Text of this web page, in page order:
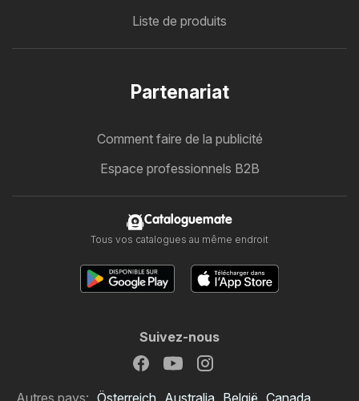
Liste de produits
Partenariat
Comment faire de la publicité
Espace professionnels B2B
Cataloguemate
Tous vos catalogues au même endroit
Suivez-nous
Autres pays: Österreich Australia België Canada